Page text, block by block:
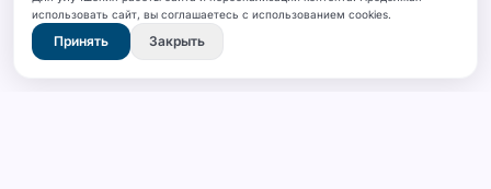
использовать сайт, вы соглашаетесь с использованием cookies.
Принять Закрыть